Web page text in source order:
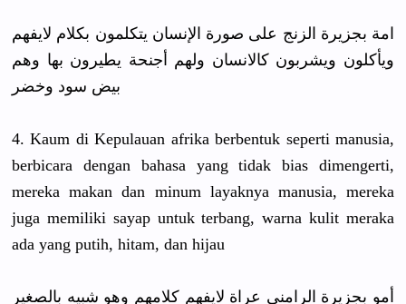
امة بجزيرة الزنج على صورة الإنسان يتكلمون بكلام لايفهم
ويأكلون ويشربون كالانسان ولهم أجنحة يطيرون بها وهم
بيض سود وخضر
4. Kaum di Kepulauan afrika berbentuk seperti manusia,
berbicara dengan bahasa yang tidak bias dimengerti,
mereka makan dan minum layaknya manusia, mereka
juga memiliki sayap untuk terbang, warna kulit meraka
ada yang putih, hitam, dan hijau
أمو بجزيرة الرامني عراة لايفهم كلامهم وهو شبيه بالصغير